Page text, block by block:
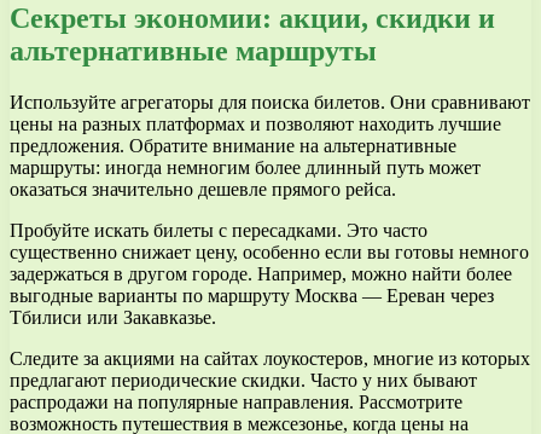
Секреты экономии: акции, скидки и
альтернативные маршруты
Используйте агрегаторы для поиска билетов. Они сравнивают
цены на разных платформах и позволяют находить лучшие
предложения. Обратите внимание на альтернативные
маршруты: иногда немногим более длинный путь может
оказаться значительно дешевле прямого рейса.
Пробуйте искать билеты с пересадками. Это часто
существенно снижает цену, особенно если вы готовы немного
задержаться в другом городе. Например, можно найти более
выгодные варианты по маршруту Москва — Ереван через
Тбилиси или Закавказье.
Следите за акциями на сайтах лоукостеров, многие из которых
предлагают периодические скидки. Часто у них бывают
распродажи на популярные направления. Рассмотрите
возможность путешествия в межсезонье, когда цены на